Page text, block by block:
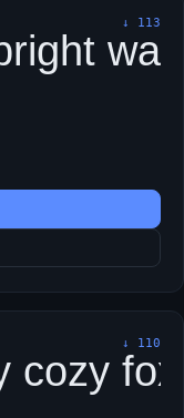
↓ 113
↓ 110
cozy